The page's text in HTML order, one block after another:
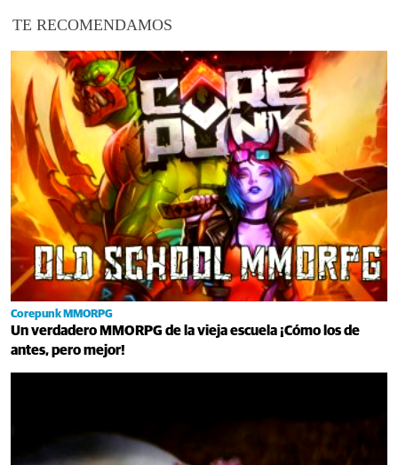
TE RECOMENDAMOS
Corepunk MMORPG
Un verdadero MMORPG de la vieja escuela ¡Cómo los de
antes, pero mejor!